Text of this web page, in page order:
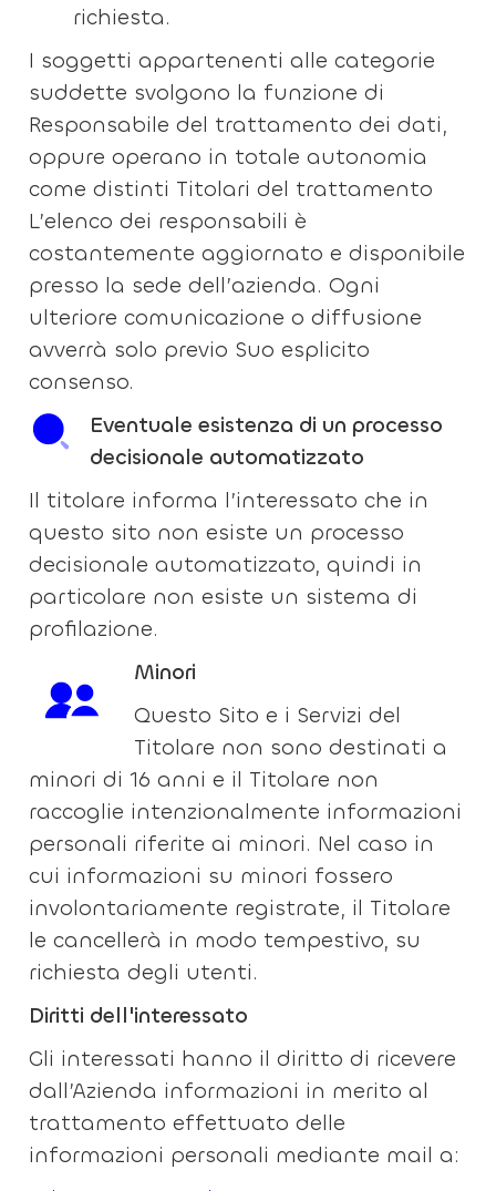
richiesta.
I soggetti appartenenti alle categorie
suddette svolgono la funzione di
Responsabile del trattamento dei dati,
oppure operano in totale autonomia
come distinti Titolari del trattamento
L’elenco dei responsabili è
costantemente aggiornato e disponibile
presso la sede dell’azienda. Ogni
ulteriore comunicazione o diffusione
avverrà solo previo Suo esplicito
consenso.
Eventuale esistenza di un processo
decisionale automatizzato
Il titolare informa l’interessato che in
questo sito non esiste un processo
decisionale automatizzato, quindi in
particolare non esiste un sistema di
profilazione.
Minori
Questo Sito e i Servizi del
Titolare non sono destinati a
minori di 16 anni e il Titolare non
raccoglie intenzionalmente informazioni
personali riferite ai minori. Nel caso in
cui informazioni su minori fossero
involontariamente registrate, il Titolare
le cancellerà in modo tempestivo, su
richiesta degli utenti.
Diritti dell'interessato
Gli interessati hanno il diritto di ricevere
dall’Azienda informazioni in merito al
trattamento effettuato delle
informazioni personali mediante mail a: